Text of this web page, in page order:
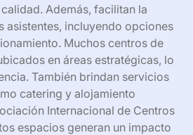
Además, facilitan la
asistentes, incluyendo opciones
Muchos centros de
en áreas estratégicas, lo
También brindan servicios
catering y alojamiento
Internacional de Centros
espacios generan un impacto